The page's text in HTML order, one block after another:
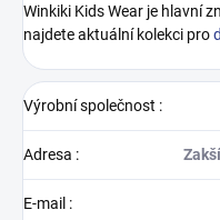
Winkiki Kids Wear je hlavní
najdete aktuální kolekci pro
Výrobní společnost :
Adresa :
E-mail :